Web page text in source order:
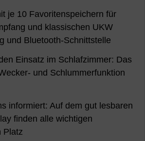
je 10 Favoritenspeichern für
und klassischen UKW
und Bluetooth-Schnittstelle
Einsatz im Schlafzimmer: Das
und Schlummerfunktion
informiert: Auf dem gut lesbaren
finden alle wichtigen
Platz